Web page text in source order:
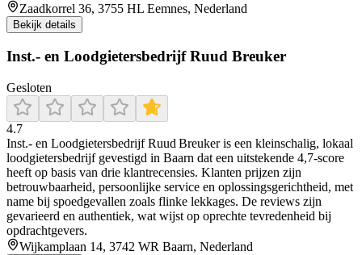
Zaadkorrel 36, 3755 HL Eemnes, Nederland
Bekijk details
Inst.- en Loodgietersbedrijf Ruud Breuker
Gesloten
4.7
Inst.- en Loodgietersbedrijf Ruud Breuker is een kleinschalig, lokaal
loodgietersbedrijf gevestigd in Baarn dat een uitstekende 4,7‑score
heeft op basis van drie klantrecensies. Klanten prijzen zijn
betrouwbaarheid, persoonlijke service en oplossingsgerichtheid, met
name bij spoedgevallen zoals flinke lekkages. De reviews zijn
gevarieerd en authentiek, wat wijst op oprechte tevredenheid bij
opdrachtgevers.
Wijkamplaan 14, 3742 WR Baarn, Nederland